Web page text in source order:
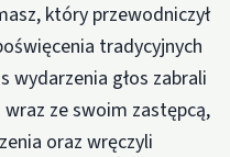
który przewodniczył
tradycyjnych
wydarzenia głos zabrali
ze swoim zastępcą,
oraz wręczyli